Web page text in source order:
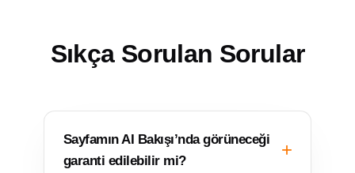
Sıkça Sorulan Sorular
Sayfamın AI Bakışı’nda görüneceği
garanti edilebilir mi?